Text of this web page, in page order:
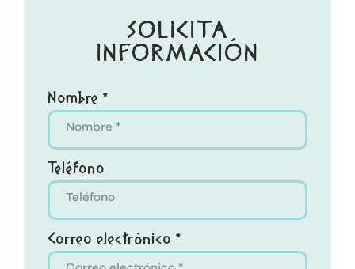
SOLICITA
INFORMACIÓN
Nombre *
Teléfono
Correo electrónico *